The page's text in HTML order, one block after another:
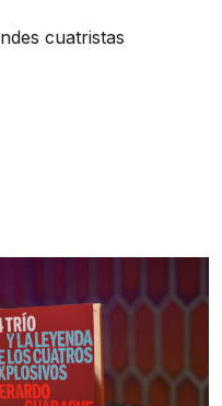
cuatristas